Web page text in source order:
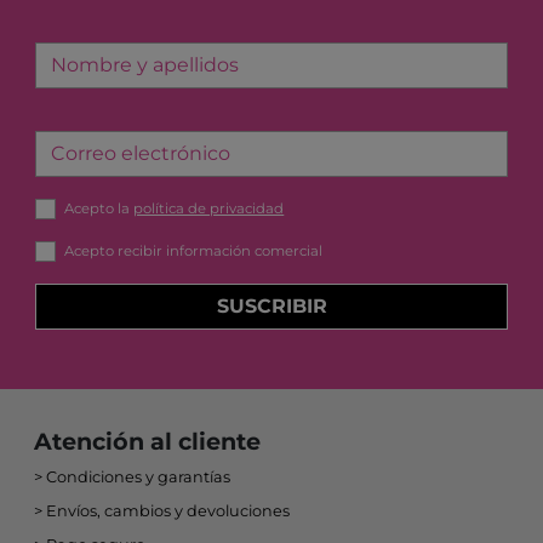
Nombre y apellidos
Correo electrónico
Acepto la política de privacidad
Acepto recibir información comercial
SUSCRIBIR
Atención al cliente
Condiciones y garantías
Envíos, cambios y devoluciones